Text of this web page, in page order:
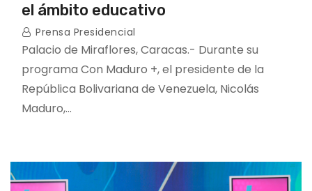
el ámbito educativo
Prensa Presidencial
Palacio de Miraflores, Caracas.- Durante su
programa Con Maduro +, el presidente de la
República Bolivariana de Venezuela, Nicolás
Maduro,…